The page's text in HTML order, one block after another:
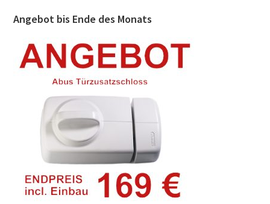
Angebot bis Ende des Monats